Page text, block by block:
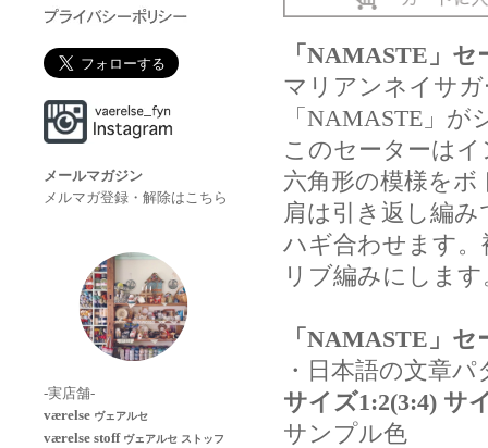
メールマガジン
メルマガ登録・解除はこちら
-実店舗-
værelse ヴェアルセ
værelse stoff ヴェアルセ ストッフ
「NAMASTE」セ
マリアンネイサ
「NAMASTE」
このセーターは
六角形の模様を
肩は引き返し編
ハギ合わせます
リブ編みにします
「NAMASTE」
・日本語の文章パ
サイズ1:2(3:4) サ
サンプル色